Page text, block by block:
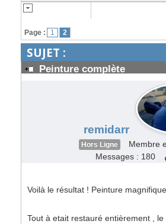
Page : 1 2
SUJET :
Peinture complète
remidarr
Hors Ligne
Membre
Messages : 180
Voilà le résultat ! Peinture magnifique
Tout à etait restauré entièrement ,